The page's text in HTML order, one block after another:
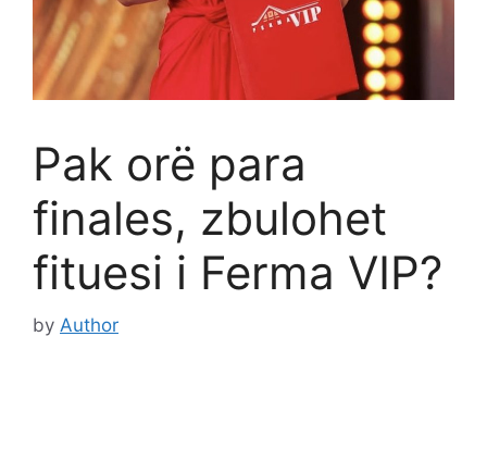
Pak orë para
finales, zbulohet
fituesi i Ferma VIP?
by Author